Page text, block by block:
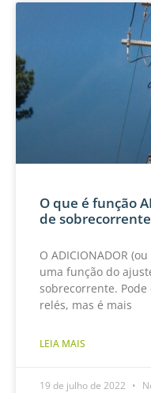
O que é função
de
O ADICIONADOR
uma função do
sobrecorrente.
relés, mas é mais
LEIA MAIS
19 de julho de 2022